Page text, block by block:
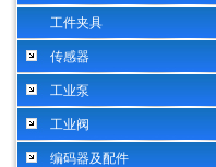
工件夹具
传感器
工业泵
工业阀
编码器及配件